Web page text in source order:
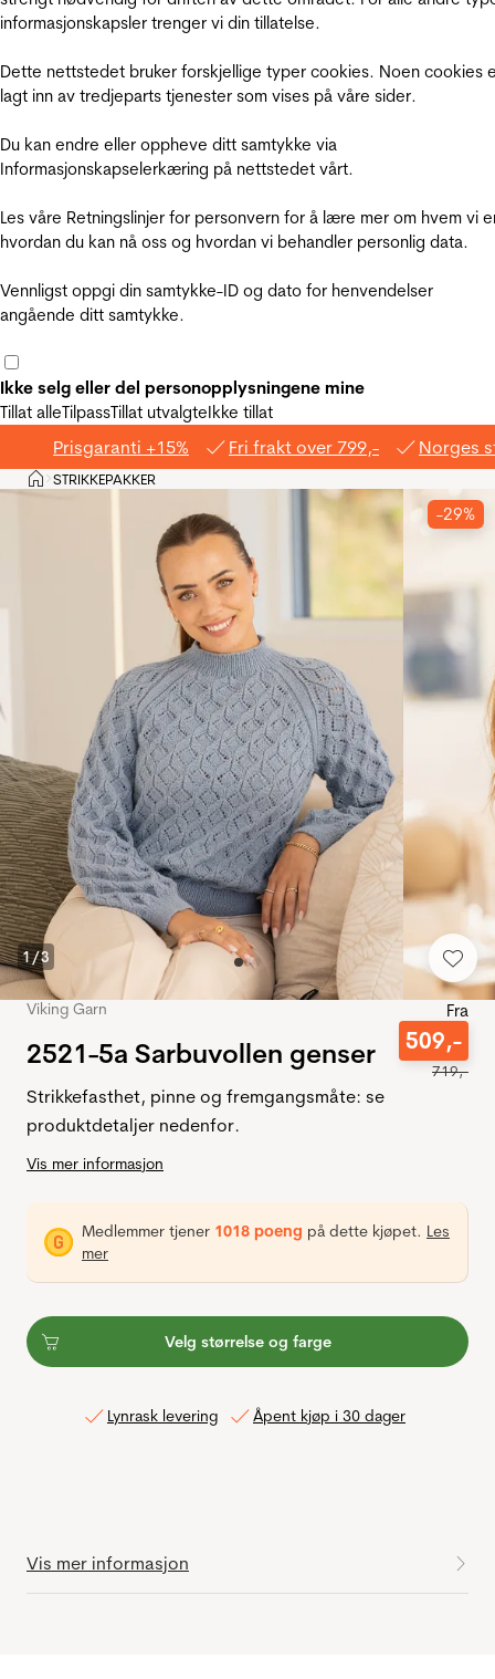
informasjonskapsler trenger vi din tillatelse.
Dette nettstedet bruker forskjellige typer cookies. Noen cookies
lagt inn av tredjeparts tjenester som vises på våre sider.
Du kan endre eller oppheve ditt samtykke via
Informasjonskapselerkæring på nettstedet vårt.
Les våre Retningslinjer for personvern for å lære mer om hvem vi
hvordan du kan nå oss og hvordan vi behandler personlig data.
Vennligst oppgi din samtykke-ID og dato for henvendelser
angående ditt samtykke.
Ikke selg eller del personopplysningene mine
Tillat alleTilpassTillat utvalgteIkke tillat
Prisgaranti +15% Fri frakt over 799,- Norges
Hjem
>STRIKKEPAKKER
1/3
-29%
Viking Garn
2521-5a Sarbuvollen genser
Fra
509,-
719,-
Strikkefasthet, pinne og fremgangsmåte: se
produktdetaljer nedenfor.
Vis mer informasjon
Medlemmer tjener 1018 poeng på dette kjøpet. Les
mer
Velg størrelse og farge
Lynrask levering Åpent kjøp i 30 dager
Vis mer informasjon